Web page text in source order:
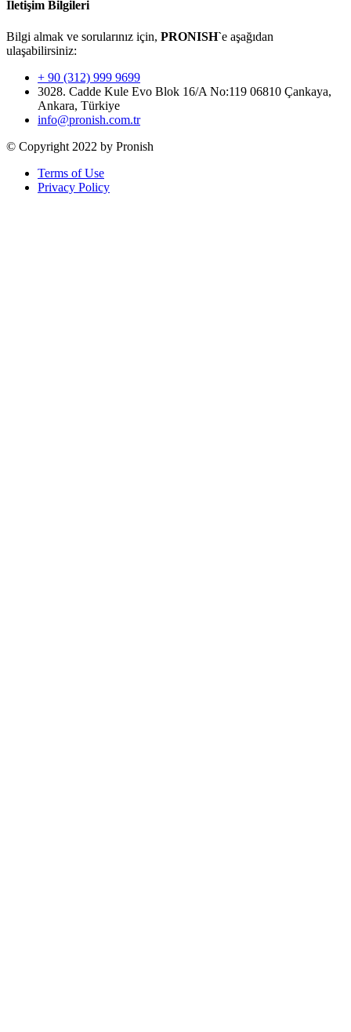
İletişim Bilgileri
Bilgi almak ve sorularınız için, PRONISH`e aşağıdan
ulaşabilirsiniz:
+ 90 (312) 999 9699
3028. Cadde Kule Evo Blok 16/A No:119 06810 Çankaya,
Ankara, Türkiye
info@pronish.com.tr
© Copyright 2022 by Pronish
Terms of Use
Privacy Policy